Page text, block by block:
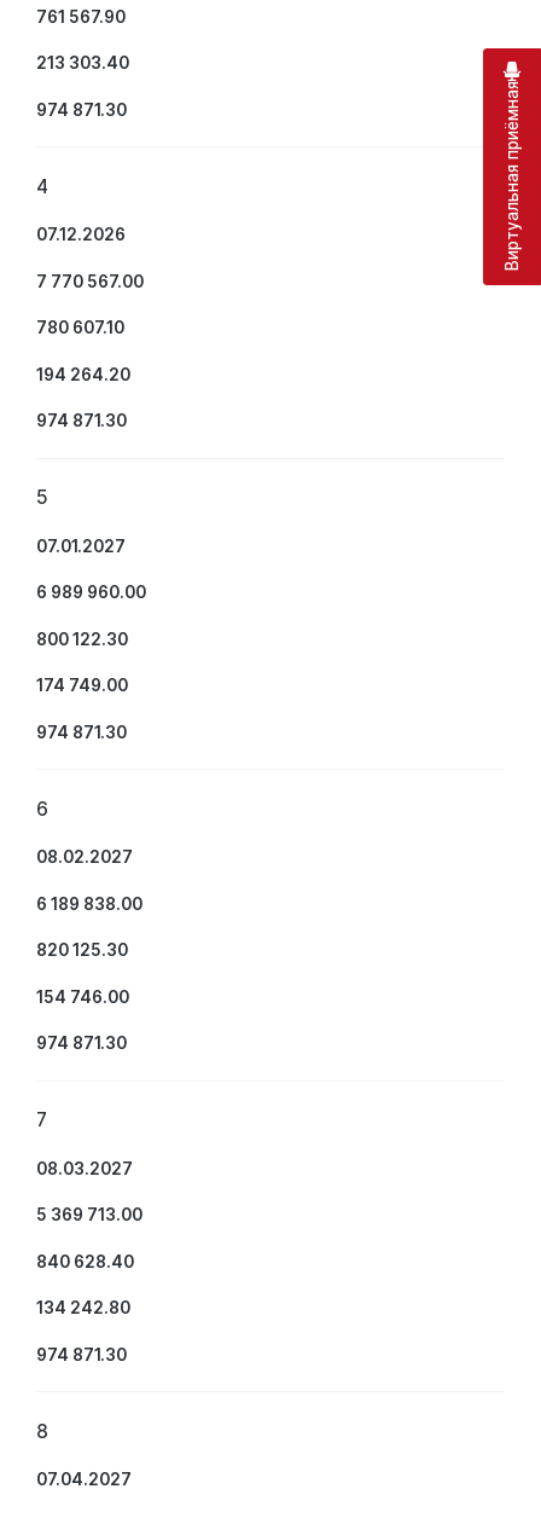
761 567.90
213 303.40
974 871.30
4
07.12.2026
7 770 567.00
780 607.10
194 264.20
974 871.30
5
07.01.2027
6 989 960.00
800 122.30
174 749.00
974 871.30
6
08.02.2027
6 189 838.00
820 125.30
154 746.00
974 871.30
7
08.03.2027
5 369 713.00
840 628.40
134 242.80
974 871.30
8
07.04.2027
Виртуальная приёмная